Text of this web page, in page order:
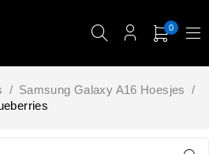
0
/ Samsung Galaxy A16 Hoesjes /